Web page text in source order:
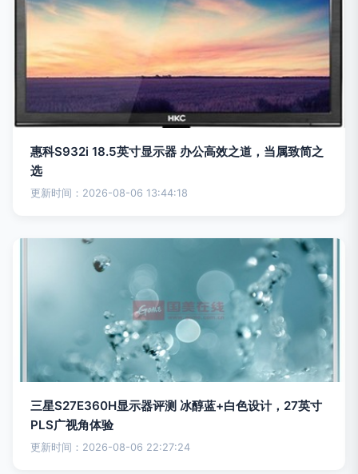
惠科S932i 18.5英寸显示器 办公高效之道，当属致简之
选
更新时间：2026-08-06 13:44:18
三星S27E360H显示器评测 冰醇蓝+白色设计，27英寸
PLS广视角体验
更新时间：2026-08-06 22:27:24